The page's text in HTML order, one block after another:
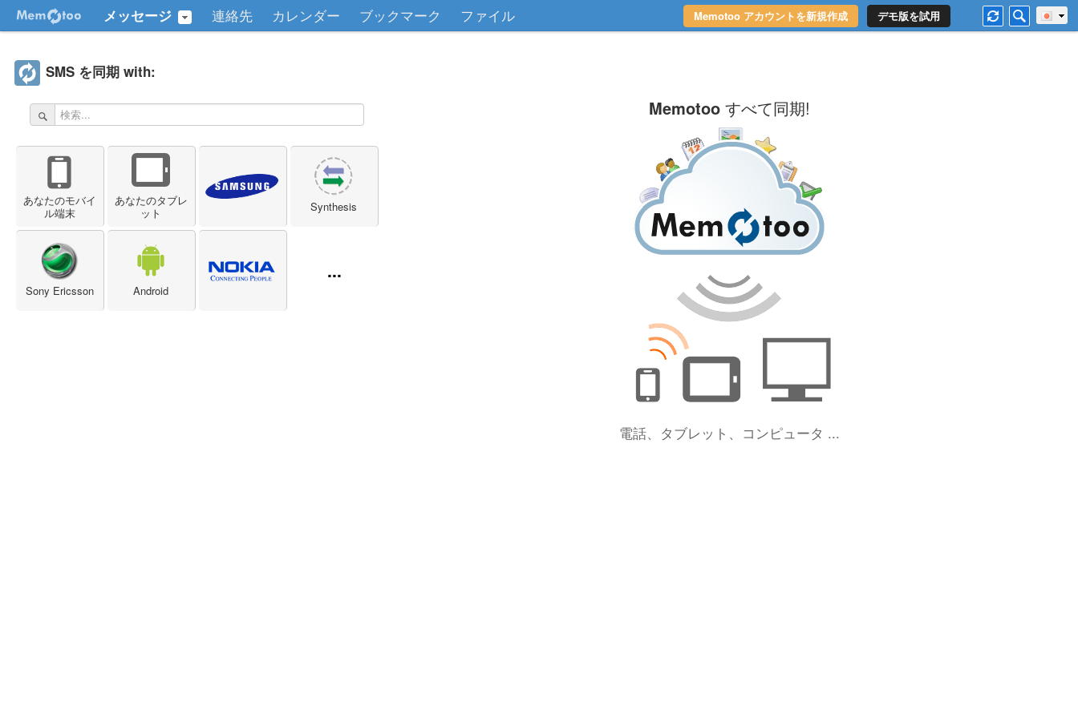
メッセージ 連絡先 カレンダー ブックマーク ファイル デモ版を試用
Memotoo アカウントを新規作成
SMS を同期 with:
あなたのモバイ
ル端末
あなたのタブレ
ット
Synthesis
Sony Ericsson Android
...
Memotoo すべて同期!
電話、タブレット、コンピュータ ...